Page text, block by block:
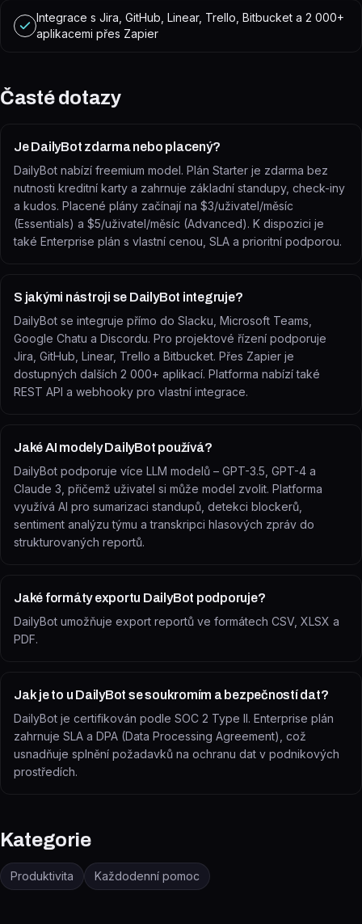
Integrace s Jira, GitHub, Linear, Trello, Bitbucket a 2 000+
aplikacemi přes Zapier
Časté dotazy
Je DailyBot zdarma nebo placený?
DailyBot nabízí freemium model. Plán Starter je zdarma bez
nutnosti kreditní karty a zahrnuje základní standupy, check-iny
a kudos. Placené plány začínají na $3/uživatel/měsíc
(Essentials) a $5/uživatel/měsíc (Advanced). K dispozici je
také Enterprise plán s vlastní cenou, SLA a prioritní podporou.
S jakými nástroji se DailyBot integruje?
DailyBot se integruje přímo do Slacku, Microsoft Teams,
Google Chatu a Discordu. Pro projektové řízení podporuje
Jira, GitHub, Linear, Trello a Bitbucket. Přes Zapier je
dostupných dalších 2 000+ aplikací. Platforma nabízí také
REST API a webhooky pro vlastní integrace.
Jaké AI modely DailyBot používá?
DailyBot podporuje více LLM modelů – GPT-3.5, GPT-4 a
Claude 3, přičemž uživatel si může model zvolit. Platforma
využívá AI pro sumarizaci standupů, detekci blockerů,
sentiment analýzu týmu a transkripci hlasových zpráv do
strukturovaných reportů.
Jaké formáty exportu DailyBot podporuje?
DailyBot umožňuje export reportů ve formátech CSV, XLSX a
PDF.
Jak je to u DailyBot se soukromím a bezpečností dat?
DailyBot je certifikován podle SOC 2 Type II. Enterprise plán
zahrnuje SLA a DPA (Data Processing Agreement), což
usnadňuje splnění požadavků na ochranu dat v podnikových
prostředích.
Kategorie
Produktivita Každodenní pomoc